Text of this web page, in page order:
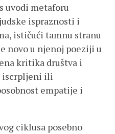
uvodi metaforu
ispraznosti i
ističući tamnu stranu
novo u njenoj poeziji u
kritika društva i
iscrpljeni ili
empatije i
ciklusa posebno